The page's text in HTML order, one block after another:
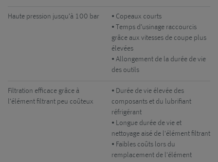
Haute pression jusqu’à 100 bar
• Copeaux courts
• Temps d’usinage raccourcis
grâce aux vitesses de coupe plus
élevées
• Allongement de la durée de vie
des outils
Filtration efficace grâce à
l’élément filtrant peu coûteux
• Durée de vie élevée des
composants et du lubrifiant
réfrigérant
• Longue durée de vie et
nettoyage aisé de l'élément filtrant
• Faibles coûts lors du
remplacement de l'élément